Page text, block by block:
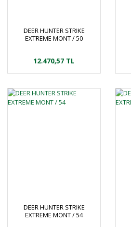
DEER HUNTER STRIKE
EXTREME MONT / 50
12.470,57 TL
DEER HUNTER STRIKE
EXTREME MONT / 54